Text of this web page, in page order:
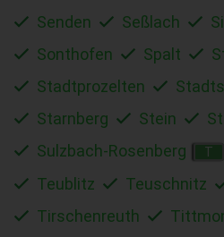
Senden
Seßlach
Sonthofen
Spalt
Stadtprozelten
Starnberg
Stein
Sulzbach-Rosenberg
T
Teublitz
Teuschnitz
Tirschenreuth